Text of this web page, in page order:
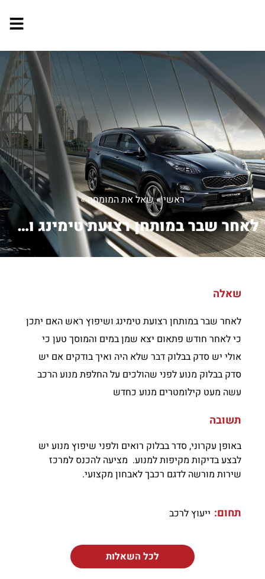
ראשי»שאל את המומחה»
לאחר שבר במותחן רצועת טימינג ושיפוץ ר...
שאלה
לאחר שבר במותחן רצועת טימינג ושיפוץ ראש האם יתכן
כי לאחר חודש פתאום יצא שמן במים והמוסך טען כי
אולי יש סדק בבלוק דבר שלא היה ואיך בודקים אם יש
סדק בבלוק מנוע לפני שהולכים על החלפת מנוע הרכב
עשה מעט קילומטרים מנוע כחדש
תשובה
באופן עקרוני, סדר בבלוק רואים ולפני שיפוץ מנוע יש
לבצע בדיקות מקיפות למנוע. מציעה להכנס למרכז
שירות מורשה לדגם רכבך לאבחון מקצועי.
תחום: ייעוץ לרכב
לכל השאלות